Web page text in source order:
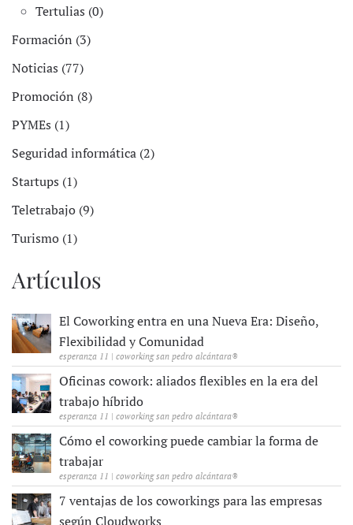
Tertulias (0)
Formación (3)
Noticias (77)
Promoción (8)
PYMEs (1)
Seguridad informática (2)
Startups (1)
Teletrabajo (9)
Turismo (1)
Artículos
El Coworking entra en una Nueva Era: Diseño,
Flexibilidad y Comunidad
esperanza 11 | coworking san pedro alcántara®
Oficinas cowork: aliados flexibles en la era del
trabajo híbrido
esperanza 11 | coworking san pedro alcántara®
Cómo el coworking puede cambiar la forma de
trabajar
esperanza 11 | coworking san pedro alcántara®
7 ventajas de los coworkings para las empresas
según Cloudworks